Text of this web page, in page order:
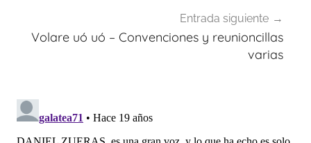
Entrada siguiente
Volare uó uó – Convenciones y reunioncillas
varias